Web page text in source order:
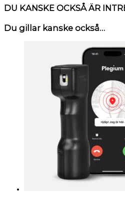
DU KANSKE OCKSÅ ÄR
Du gillar kanske också…